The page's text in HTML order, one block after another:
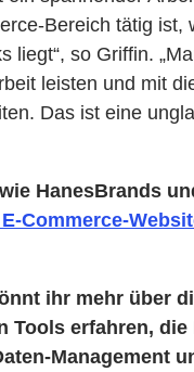
Bereich tätig ist,
liegt“, so Griffin.
leisten und mit
Das ist eine
HanesBrands
Commerce-
ihr mehr über
Tools erfahren, die
Management